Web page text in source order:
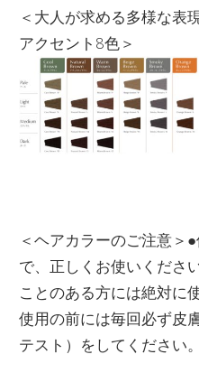
＜大人が求める多様な表
アクセント8色＞
＜ヘアカラーのご注意＞
で、正しくお使いくださ
ことのある方には絶対に
使用の前には毎回必ず皮
テスト）をしてください。